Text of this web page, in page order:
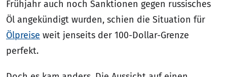
Frühjahr auch noch Sanktionen gegen russisches
Öl angekündigt wurden, schien die Situation für
Ölpreise weit jenseits der 100-Dollar-Grenze
perfekt.